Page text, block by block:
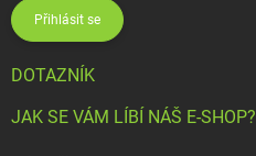
Přihlásit se
DOTAZNÍK
JAK SE VÁM LÍBÍ NÁŠ E-SHOP?